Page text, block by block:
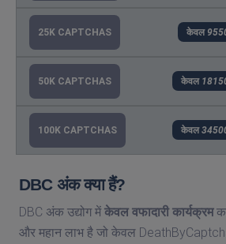
25K CAPTCHAS केवल
50K CAPTCHAS केवल
100K CAPTCHAS केवल
DBC अंक क्या हैं?
DBC अंक उद्योग मेंकेवल वफादारी कार्यक्रम
और महान लाभ है जो केवल